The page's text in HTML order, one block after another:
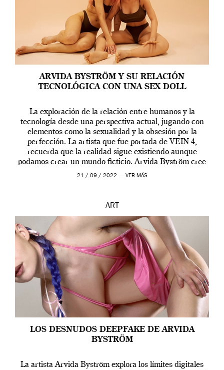
ARVIDA BYSTRÖM Y SU RELACIÓN
TECNOLÓGICA CON UNA SEX DOLL
La exploración de la relación entre humanos y la
tecnología desde una perspectiva actual, jugando con
elementos como la sexualidad y la obsesión por la
perfección. La artista que fue portada de VEIN 4,
recuerda que la realidad sigue existiendo aunque
podamos crear un mundo ficticio. Arvida Byström cree
que los humanos tienen un complejo […]
21 / 09 / 2022 — VER MÁS
ART
LOS DESNUDOS DEEPFAKE DE ARVIDA
BYSTRÖM
La artista Arvida Byström explora los límites digitales